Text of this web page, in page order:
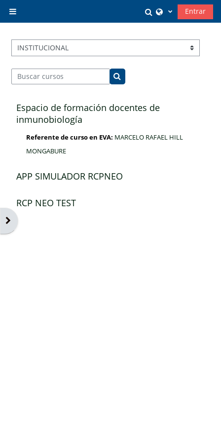
Selector de
Entrar
Abrir cajón de bloques
Categorías
Buscar cursos
Buscar cursos
Espacio de formación docentes de
inmunobiología
Referente de curso en EVA: MARCELO RAFAEL HILL
MONGABURE
APP SIMULADOR RCPNEO
RCP NEO TEST